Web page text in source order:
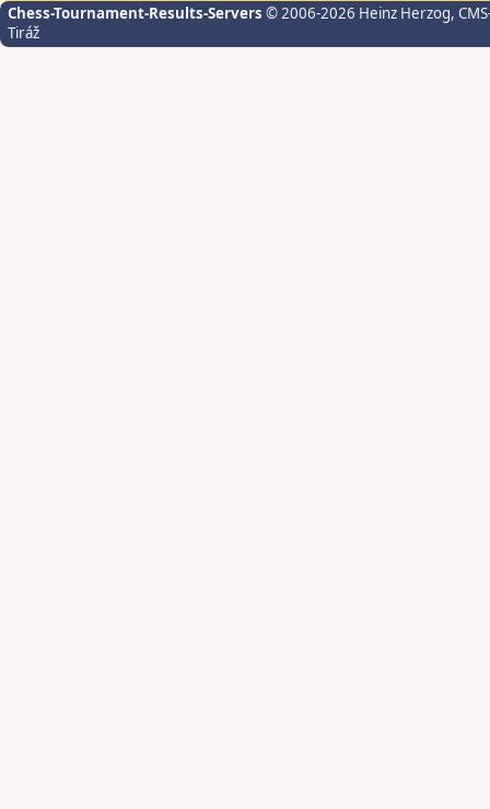
Chess-Tournament-Results-Servers © 2006-2026 Heinz Herzog,
Tiráž